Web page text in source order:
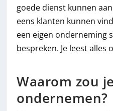
goede dienst kunnen
eens klanten kunnen
een eigen onderneming
bespreken. Je leest
Waarom zou
ondernemen?